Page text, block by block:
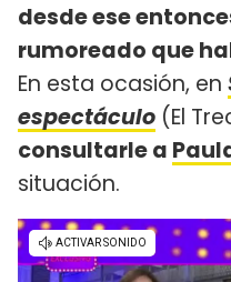
desde ese
rumoreado que
En esta ocasión, en
espectáculo (El
consultarle a
situación.